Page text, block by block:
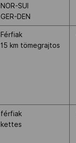
NOR-SUI
GER-DEN
Férfiak
15 km tömegrajtos
férfiak
kettes